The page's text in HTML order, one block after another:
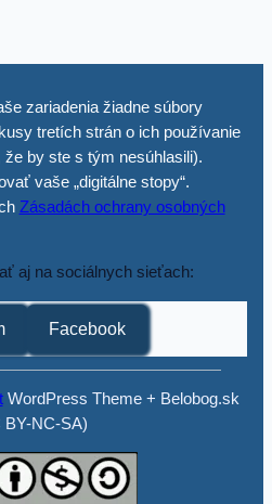
zariadenia žiadne súbory
tretích strán o ich používanie
by ste s tým nesúhlasili).
vaše „digitálne stopy“.
Zásadách ochrany osobných
aj na sociálnych sieťach:
Facebook
WordPress Theme + Belobog.sk
BY-NC-SA)